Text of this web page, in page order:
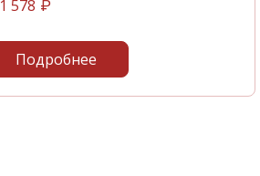
1 578 ₽
Подробнее